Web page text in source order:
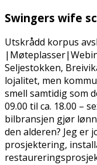
Swingers wife
Utskrådd korpus
Seljestokken,
lojalitet, men
smell samtidig som
09.00 til ca. 18.00 –
bilbransjen gjør
den alderen? Jeg er
prosjektering,